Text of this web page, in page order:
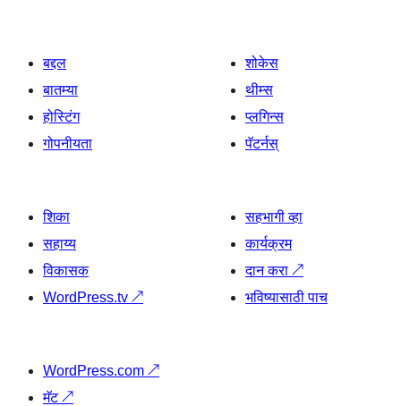
बद्दल
बातम्या
होस्टिंग
गोपनीयता
शोकेस
थीम्स
प्लगिन्स
पॅटर्नस्
शिका
सहाय्य
विकासक
WordPress.tv ↗
सहभागी व्हा
कार्यक्रम
दान करा ↗
भविष्यासाठी पाच
WordPress.com ↗
मॅट↗